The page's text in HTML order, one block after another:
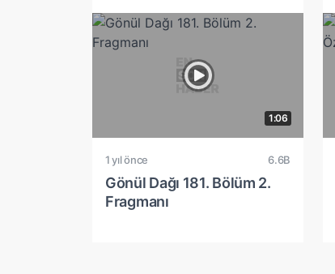
1:06
1 yıl önce 6.6B
Gönül Dağı 181. Bölüm 2.
Fragmanı